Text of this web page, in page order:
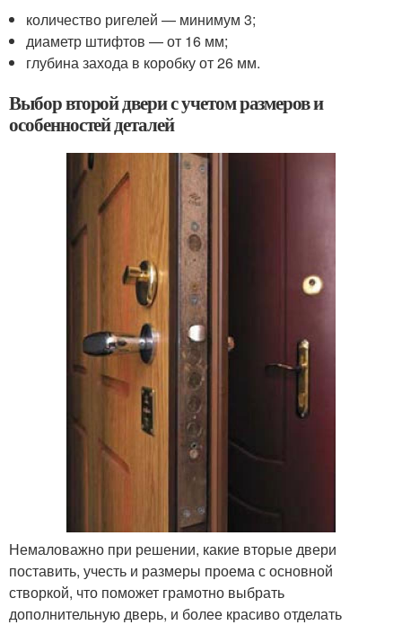
количество ригелей — минимум 3;
диаметр штифтов — от 16 мм;
глубина захода в коробку от 26 мм.
Выбор второй двери с учетом размеров и
особенностей деталей
Немаловажно при решении, какие вторые двери
поставить, учесть и размеры проема с основной
створкой, что поможет грамотно выбрать
дополнительную дверь, и более красиво отделать